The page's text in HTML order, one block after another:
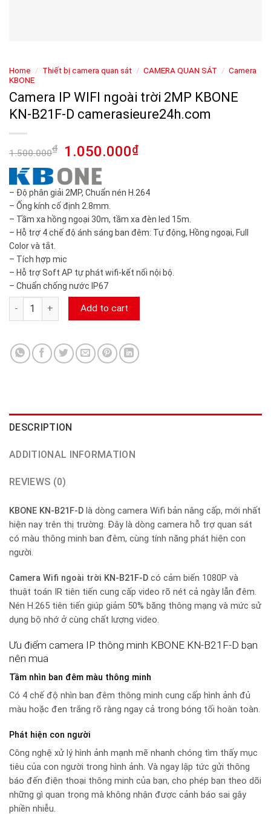
Home / Thiết bị camera quan sát / CAMERA QUAN SÁT / Camera
KBONE
Camera IP WIFI ngoài trời 2MP KBONE
KN-B21F-D camerasieure24h.com
1.500.000₫ 1.050.000₫
– Độ phân giải 2MP, Chuẩn nén H.264
– Ống kính cố định 2.8mm.
– Tầm xa hồng ngoại 30m, tầm xa đèn led 15m.
– Hỗ trợ 4 chế độ ánh sáng ban đêm: Tự động, Hồng ngoại, Full
Color và tắt.
– Tích hợp mic
– Hỗ trợ Soft AP tự phát wifi-kết nối nội bộ.
– Chuẩn chống nước IP67
Camera IP WIFI ngoài trời 2MP KBONE KN-B21F-D
Add to cart
DESCRIPTION
ADDITIONAL INFORMATION
REVIEWS (0)
KBONE KN-B21F-D là dòng camera Wifi bản nâng cấp, mới nhất
hiện nay trên thị trường. Đây là dòng camera hỗ trợ quan sát
có màu thông minh ban đêm, cùng tính năng phát hiện con
người.
Camera Wifi ngoài trời KN-B21F-D có cảm biến 1080P và
thuật toán IR tiên tiến cung cấp video rõ nét cả ngày lẫn đêm.
Nén H.265 tiên tiến giúp giảm 50% băng thông mạng và mức sử
dụng bộ nhớ ở cùng chất lượng video.
Ưu điểm camera IP thông minh KBONE KN-B21F-D bạn
nên mua
Tầm nhìn ban đêm màu thông minh
Có 4 chế độ nhìn ban đêm thông minh cung cấp hình ảnh đủ
màu hoặc đen trắng rõ ràng ngay cả trong bóng tối hoàn toàn.
Phát hiện con người
Công nghệ xử lý hình ảnh mạnh mẽ nhanh chóng tìm thấy mục
tiêu của con người trong hình ảnh. Và ngay lập tức gửi thông
báo đến điện thoại thông minh của bạn, cho phép bạn theo dõi
những gì quan trọng mà không nhận được cảnh báo sai gây
phiền nhiễu.